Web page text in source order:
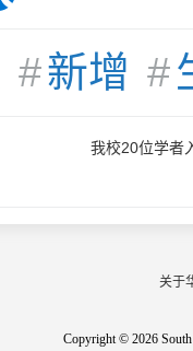
#新增 #
我校20位学者
关于
Copyright © 2026